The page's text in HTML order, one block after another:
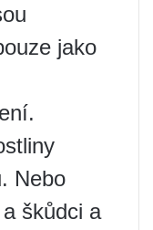
jako
Nebo
škůdci a